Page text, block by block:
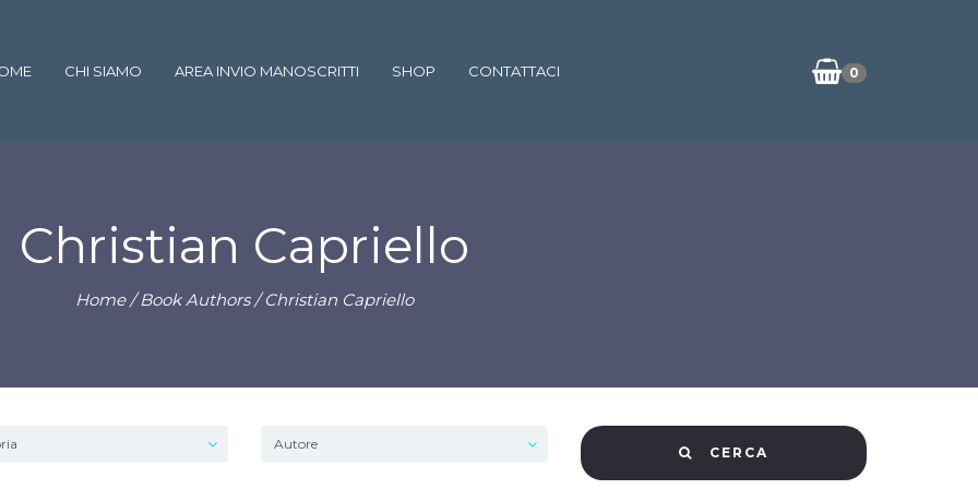
0
CHI SIAMO AREA INVIO MANOSCRITTI SHOP CONTATTACI
Christian Capriello
Home/ Book Authors / Christian Capriello
CERCA